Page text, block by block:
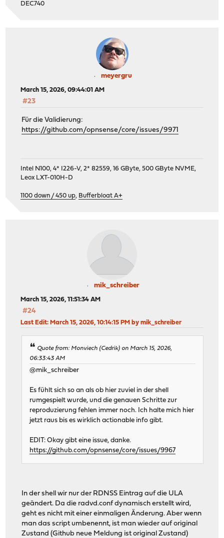
DEC740
meyergru
March 15, 2026, 09:44:01 AM
#23
Für die Validierung:
https://github.com/opnsense/core/issues/9971
Intel N100, 4* I226-V, 2* 82559, 16 GByte, 500 GByte NVME,
Leox LXT-010H-D
1100 down / 450 up, Bufferbloat A+
mik_schreiber
March 15, 2026, 11:51:34 AM
#24
Last Edit: March 15, 2026, 10:14:15 PM by mik_schreiber
Quote from: Monviech (Cedrik) on March 15, 2026,
06:33:43 AM
@mik_schreiber
Es fühlt sich so an als ob hier zuviel in der shell
rumgespielt wurde, und die genauen Schritte zur
reproduzierung fehlen immer noch. Ich halte mich hier
jetzt raus bis es wirklich actionable info gibt.
EDIT: Okay gibt eine issue, danke.
https://github.com/opnsense/core/issues/9967
In der shell wir nur der RDNSS Eintrag auf die ULA
geändert. Da die radvd.conf dynamisch erstellt wird,
geht es nicht mit einer einmaligen Änderung. Aber wenn
man das script umbenennt, ist man wieder auf original
Zustand (Github neue Meldung ist original Zustand)